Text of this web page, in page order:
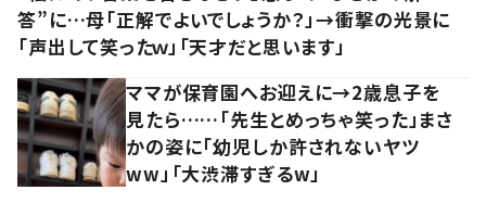
答”に…母「正解でよいでしょうか？」→衝撃の光景に
「声出して笑ったｗ」「天才だと思います」
ママが保育園へお迎えに→2歳息子を
見たら……「先生とめっちゃ笑った」まさ
かの姿に「幼児しか許されないヤツ
ww」「大渋滞すぎるw」